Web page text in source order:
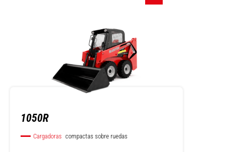
1050R
Cargadoras compactas sobre ruedas